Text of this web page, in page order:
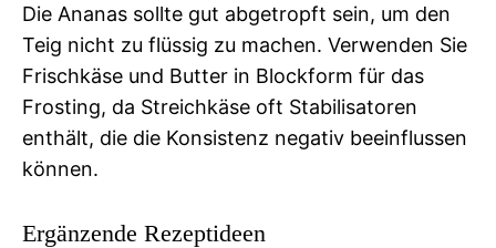
Die Ananas sollte gut abgetropft sein, um den
Teig nicht zu flüssig zu machen. Verwenden Sie
Frischkäse und Butter in Blockform für das
Frosting, da Streichkäse oft Stabilisatoren
enthält, die die Konsistenz negativ beeinflussen
können.
Ergänzende Rezeptideen